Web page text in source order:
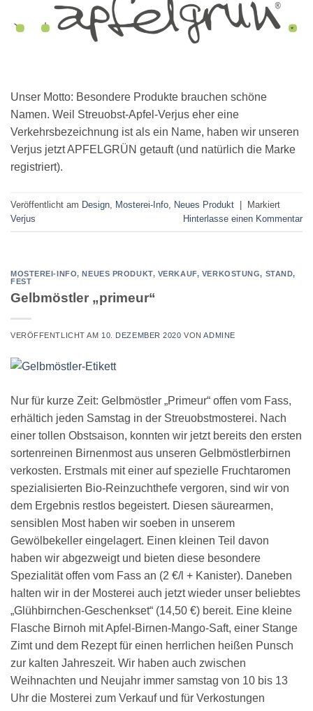
Unser Motto: Besondere Produkte brauchen schöne
Namen. Weil Streuobst-Apfel-Verjus eher eine
Verkehrsbezeichnung ist als ein Name, haben wir unseren
Verjus jetzt APFELGRÜN getauft (und natürlich die Marke
registriert).
Veröffentlicht am Design Mosterei-Info Neues Produkt | Markiert
Verjus
Hinterlasse einen Kommentar
MOSTEREI-INFO, NEUES PRODUKT, VERKAUF, VERKOSTUNG, STAND,
FEST
Gelbmöstler „primeur“
VERÖFFENTLICHT AM 10. DEZEMBER 2020 VONADMINE
Nur für kurze Zeit: Gelbmöstler „Primeur“ offen vom Fass,
erhältich jeden Samstag in der Streuobstmosterei. Nach
einer tollen Obstsaison, konnten wir jetzt bereits den ersten
sortenreinen Birnenmost aus unseren Gelbmöstlerbirnen
verkosten. Erstmals mit einer auf spezielle Fruchtaromen
spezialisierten Bio-Reinzuchthefe vergoren, sind wir von
dem Ergebnis restlos begeistert. Diesen säurearmen,
sensiblen Most haben wir soeben in unserem
Gewölbekeller eingelagert. Einen kleinen Teil davon
haben wir abgezweigt und bieten diese besondere
Spezialität offen vom Fass an (2 €/l + Kanister). Daneben
halten wir in der Mosterei auch jetzt wieder unser beliebtes
„Glühbirnchen-Geschenkset“ (14,50 €) bereit. Eine kleine
Flasche Birnoh mit Apfel-Birnen-Mango-Saft, einer Stange
Zimt und dem Rezept für einen herrlichen heißen Punsch
zur kalten Jahreszeit. Wir haben auch zwischen
Weihnachten und Neujahr immer samstag von 10 bis 13
Uhr die Mosterei zum Verkauf und für Verkostungen